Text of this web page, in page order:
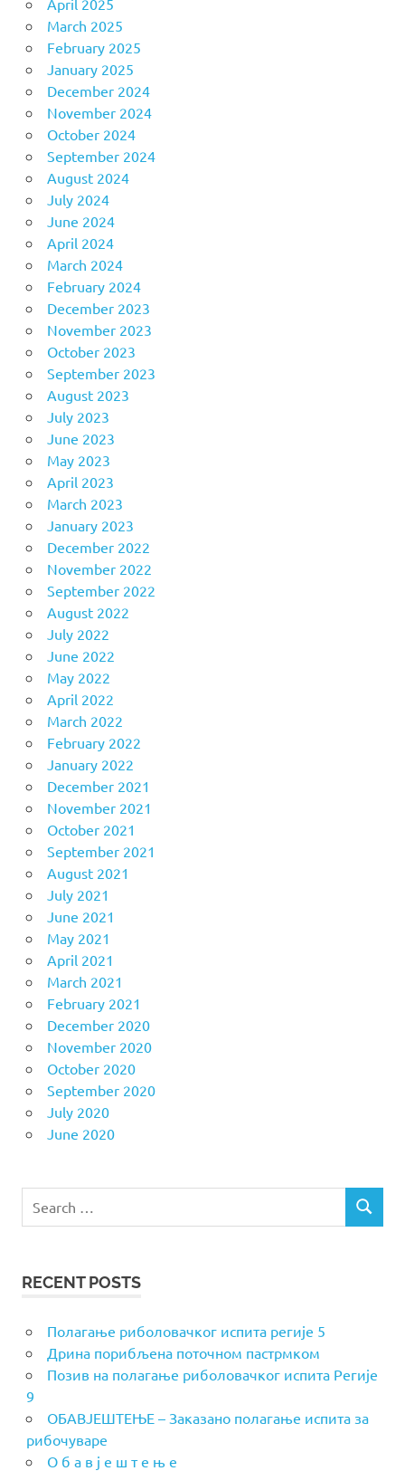
March 2025
February 2025
January 2025
December 2024
November 2024
October 2024
September 2024
August 2024
July 2024
June 2024
April 2024
March 2024
February 2024
December 2023
November 2023
October 2023
September 2023
August 2023
July 2023
June 2023
May 2023
April 2023
March 2023
January 2023
December 2022
November 2022
September 2022
August 2022
July 2022
June 2022
May 2022
April 2022
March 2022
February 2022
January 2022
December 2021
November 2021
October 2021
September 2021
August 2021
July 2021
June 2021
May 2021
April 2021
March 2021
February 2021
December 2020
November 2020
October 2020
September 2020
July 2020
June 2020
for:
SEARCH
RECENT POSTS
Полагање риболовачког испита регије 5
Дрина порибљена поточном пастрмком
Позив на полагање риболовачког испита Регије
9
ОБАВЈЕШТЕЊЕ – Заказано полагање испита за
рибочуваре
О б а в ј е ш т е њ е